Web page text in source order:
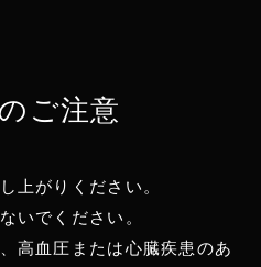
ご注意
上がりください。
いでください。
高血圧または心臓疾患のあ